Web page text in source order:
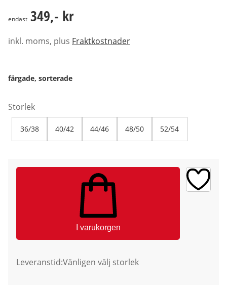
349,- kr
endast 349,- kr
inkl. moms, plus Fraktkostnader
färgade, sorterade
Storlek
36/38 40/42 44/46 48/50 52/54
I varukorgen
Leveranstid:Vänligen välj storlek